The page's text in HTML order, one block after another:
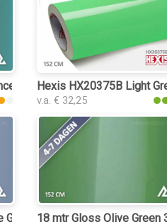
Green Ferrari 3212
Hexis HX20375B Light
v.a. € 32,25
Green 3081 keukenfolie
18 mtr Gloss Olive